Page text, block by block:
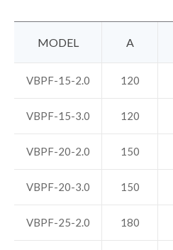
MODEL A
VBPF-15-2.0 120
VBPF-15-3.0 120
VBPF-20-2.0 150
VBPF-20-3.0 150
VBPF-25-2.0 180